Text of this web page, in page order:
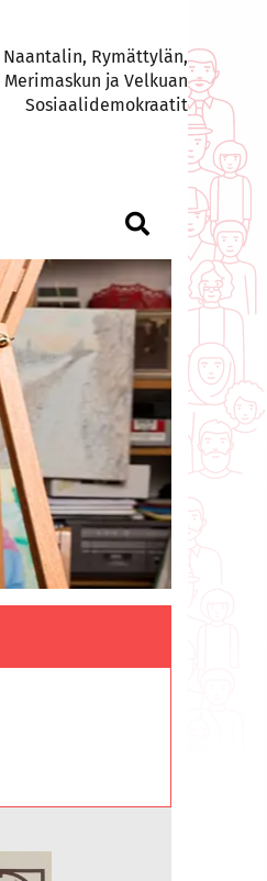
Naantalin, Rymättylän,
Merimaskun ja Velkuan
Sosiaalidemokraatit